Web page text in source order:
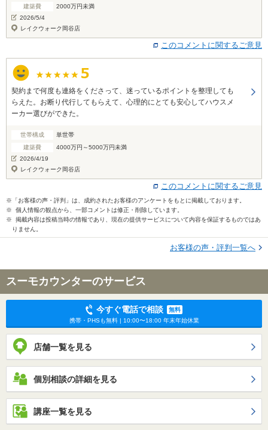
た。 ぜひ機会があれば、また、よろしくお願いしたいです。
建築費
2000万円未満
2026/5/4
レイクウォーク岡谷店
このコメントに関するご意見
契約まで何度も連絡をくださって、迷っているポイントを整理しても
らえた。お断り代行してもらえて、心理的にとても安心してハウスメ
ーカー選びができた。
世帯構成
単世帯
建築費
4000万円～5000万円未満
2026/4/19
レイクウォーク岡谷店
このコメントに関するご意見
※「お客様の声・評判」は、成約されたお客様のアンケートをもとに掲載しております。
※ 個人情報の観点から、一部コメントは修正・削除しています。
※ 掲載内容は投稿当時の情報であり、現在の提供サービスについて内容を保証するものではあ
りません。
お客様の声・評判一覧へ
スーモカウンターのサービス
今すぐ電話で相談
無料
携帯・PHSも無料 | 10:00〜18:00 年末年始休業
店舗一覧を見る
個別相談の詳細を見る
講座一覧を見る